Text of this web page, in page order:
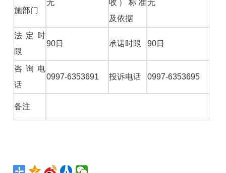
施部门
无
收）标准
及依据
无
法定时
限
90日 承诺时限 90日
咨询电
话
0997-6353691 投诉电话 0997-6353695
备注